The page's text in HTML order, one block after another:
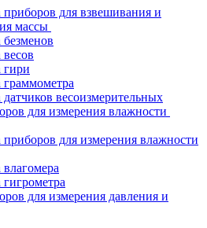
приборов для взвешивания и
массы
гири
весоизмерительных
для измерения влажности
для измерения влажности
для измерения давления и